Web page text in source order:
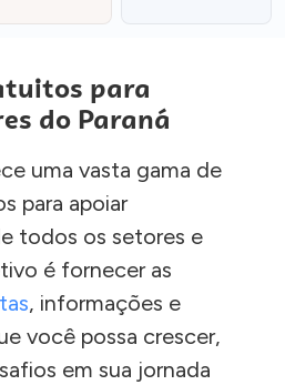
para
do Paraná
uma vasta gama de
para apoiar
todos os setores e
é fornecer as
, informações e
você possa crescer,
em sua jornada